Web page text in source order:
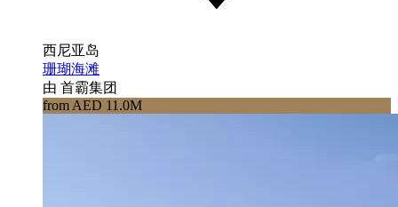
西尼亚岛
珊瑚海滩
由 首霸集团
from AED 11.0M